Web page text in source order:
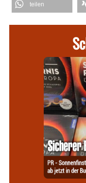
teilen